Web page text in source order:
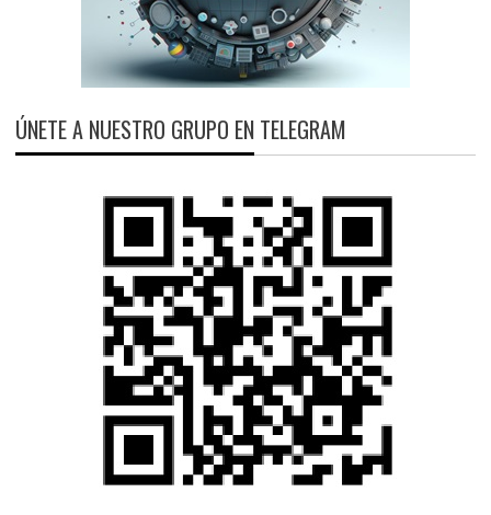
ÚNETE A NUESTRO GRUPO EN TELEGRAM